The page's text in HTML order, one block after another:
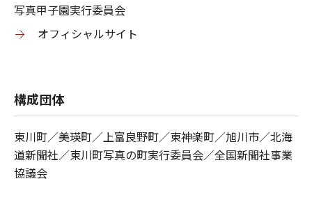
写真甲⼦園実⾏委員会
オフィシャルサイト
構成団体
東川町／美瑛町／上富良野町／東神楽町／旭川市／北海
道新聞社／東川町写真の町実⾏委員会／全国新聞社事業
協議会